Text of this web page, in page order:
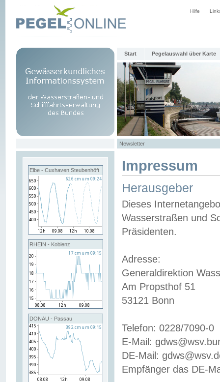
Hilfe
Start Pegelauswahl über Karte
Newsletter
Elbe - Cuxhaven Steubenhöft
RHEIN - Koblenz
DONAU - Passau
Impressum
Herausgeber
Dieses
Wasserstraßen und
Präsidenten.
Adresse:
Generaldirektion
Am Propsthof 51
53121 Bonn
Telefon: 0228/7090-0
E-Mail:
DE-Mail:
Empfänger das DE-